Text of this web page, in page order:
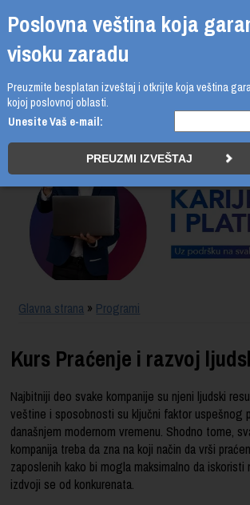
Poslovna veština koja
visoku zaradu
Preuzmite besplatan izveštaj i otkrijte koja veština
kojoj poslovnoj oblasti.
Unesite Vaš e-mail:
PROGRAMI
UPIS
ŠTA DOBIJATE
UČENJE NA DALJINU
SERTIFIKACIJA
Glavna strana » Programi
Kurs Praćenje i razvoj
Najbitniji deo svake kompanije su njeni ljudski
veštine i sposobnosti su ključni faktor uspešnog
današnjem modernom vremenu. Shodno tome,
kompanija treba da zna na koji način da vrši
zaposlenih kako bi mogla maksimalno da
izdvoji se od konkurenata.